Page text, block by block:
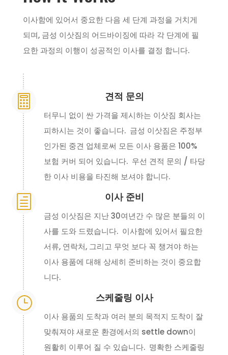
이사함에 있어서 중요한 다음 세 단계 과정을 거치게
되며, 금성 이삿짐의 어드바이징에 따라 각 단계에 필
요한 과정의 이행이 성공적인 이사를 결정 합니다.
 견적 문의
터무니 없이 싼 가격을 제시하는 이삿짐 회사는
피하시는 것이 좋습니다. 금성 이삿짐은 주정부
인가된 중견 업체로써 모든 이사 용품은 100%
보험 커버 되어 있습니다. 우선 견적 문의 / 타당
한 이사 비용을 타진해 보셔야 합니다.
h 이사 준비
금성 이삿짐은 지난 30여년간 수 많은 분들의 이
사를 도와 드렸습니다. 이사함에 있어서 필요한
서류, 연락처, 그리고 무엇 보다 꼭 챙겨야 하는
이사 용품에 대해 상세히 준비하는 것이 중요합
니다.
} 스케줄링 이사
이사 용품의 도착과 여러 분의 목적지 도착이 잘
맞춰져야 새로운 환경에서의 settle down이
원활히 이루어 질 수 있습니다. 명확한 스케줄링